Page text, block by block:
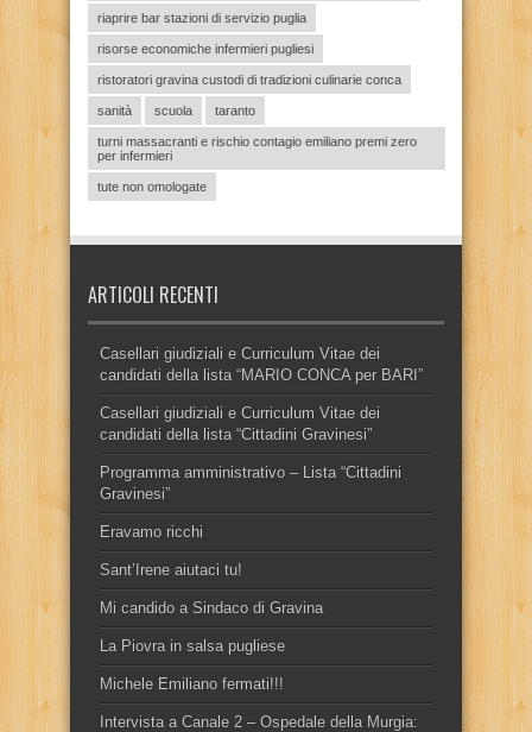
riaprire bar stazioni di servizio puglia
risorse economiche infermieri pugliesi
ristoratori gravina custodi di tradizioni culinarie conca
sanità scuola taranto
turni massacranti e rischio contagio emiliano premi zero
per infermieri
tute non omologate
ARTICOLI RECENTI
Casellari giudiziali e Curriculum Vitae dei
candidati della lista “MARIO CONCA per BARI”
Casellari giudiziali e Curriculum Vitae dei
candidati della lista “Cittadini Gravinesi”
Programma amministrativo – Lista “Cittadini
Gravinesi”
Eravamo ricchi
Sant’Irene aiutaci tu!
Mi candido a Sindaco di Gravina
La Piovra in salsa pugliese
Michele Emiliano fermati!!!
Intervista a Canale 2 – Ospedale della Murgia: